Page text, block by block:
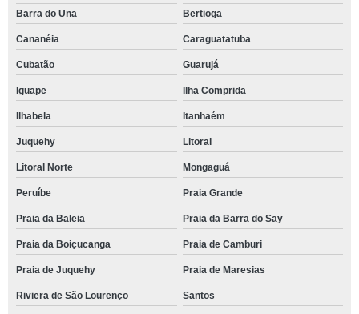
Barra do Una
Bertioga
Cananéia Caraguatatuba
Cubatão Guarujá
Iguape Ilha Comprida
Ilhabela Itanhaém
Juquehy Litoral
Litoral Norte Mongaguá
Peruíbe Praia Grande
Praia da Baleia Praia da Barra do Say
Praia da Boiçucanga Praia de Camburi
Praia de Juquehy Praia de Maresias
Riviera de São Lourenço Santos